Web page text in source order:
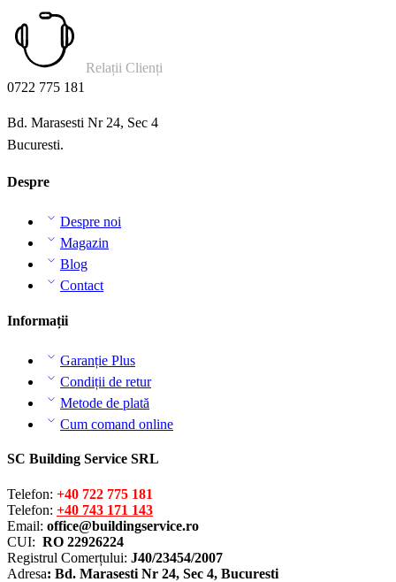
Relații Clienți
0722 775 181
Bd. Marasesti Nr 24, Sec 4
Bucuresti.
Despre
Despre noi
Magazin
Blog
Contact
Informații
Garanție Plus
Condiții de retur
Metode de plată
Cum comand online
SC Building Service SRL
Telefon: +40 722 775 181
Telefon: +40 743 171 143
Email: office@buildingservice.ro
CUI: RO 22926224
Registrul Comerțului: J40/23454/2007
Adresa: Bd. Marasesti Nr 24, Sec 4, Bucuresti